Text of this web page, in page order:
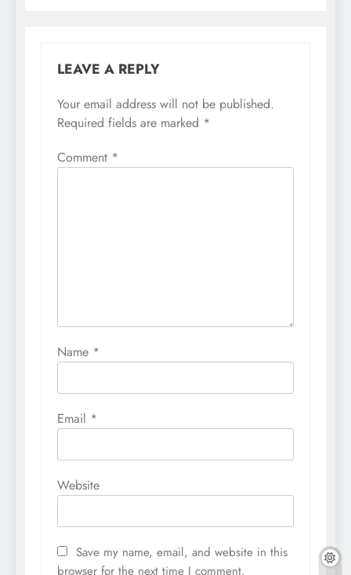
LEAVE A REPLY
Your email address will not be published.
Required fields are marked *
Comment *
Name *
Email *
Website
Save my name, email, and website in this
browser for the next time I comment.